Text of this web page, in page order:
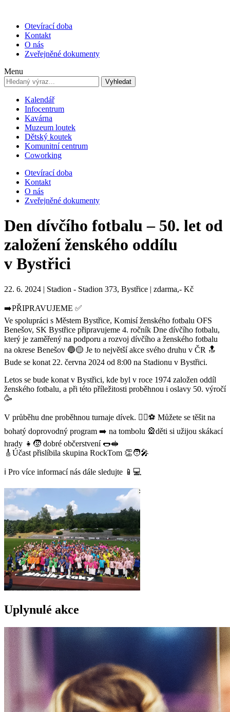
Otevírací doba
Kontakt
O nás
Zveřejněné dokumenty
Menu
Vyhledat
Kalendář
Infocentrum
Kavárna
Muzeum loutek
Dětský koutek
Komunitní centrum
Coworking
Otevírací doba
Kontakt
O nás
Zveřejněné dokumenty
Den dívčího fotbalu – 50. let od
založení ženského oddílu
v Bystřici
22. 6. 2024 | Stadion - Stadion 373, Bystřice | zdarma,- Kč
➡️PŘIPRAVUJEME ✅
Ve spolupráci s Městem Bystřice, Komisí ženského fotbalu OFS
Benešov, SK Bystřice připravujeme 4. ročník Dne dívčího fotbalu,
který je zaměřený na podporu a rozvoj dívčího a ženského fotbalu
na okrese Benešov 🔵🟡 Je to největší akce svého druhu v ČR 🔝
Bude se konat 22. června 2024 od 8:00 na Stadionu v Bystřici.
Letos se bude konat v Bystřici, kde byl v roce 1974 založen oddíl
ženského fotbalu, a při této příležitosti proběhnou i oslavy 50. výročí
🥳
V průběhu dne proběhnou turnaje dívek. 👱‍♀️⚽️ Můžete se těšit na
bohatý doprovodný program ➡️ na tombolu 🎡děti si užijou skákací
hrady 👧🧒 dobré občerstvení 🌭🥪
🎸Účast přislíbila skupina RockTom 👏🧑‍🎤
ℹ️ Pro více informací nás dále sledujte 📱💻
Uplynulé akce